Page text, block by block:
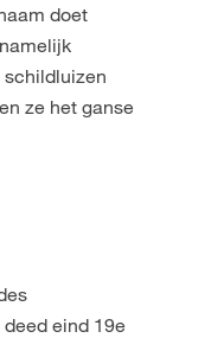
doet
schildluizen
ze het ganse
eind 19e